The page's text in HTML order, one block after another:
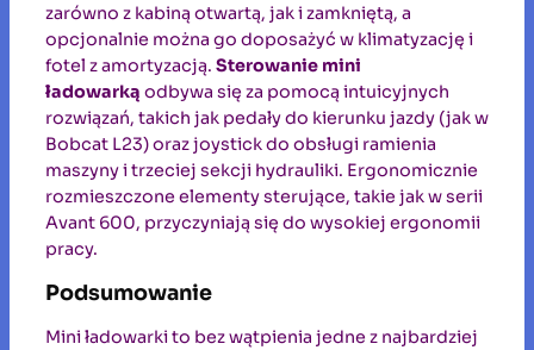
zarówno z kabiną otwartą, jak i zamkniętą, a
opcjonalnie można go doposażyć w klimatyzację i
fotel z amortyzacją. Sterowanie mini
ładowarką odbywa się za pomocą intuicyjnych
rozwiązań, takich jak pedały do kierunku jazdy (jak w
Bobcat L23) oraz joystick do obsługi ramienia
maszyny i trzeciej sekcji hydrauliki. Ergonomicznie
rozmieszczone elementy sterujące, takie jak w serii
Avant 600, przyczyniają się do wysokiej ergonomii
pracy.
Podsumowanie
Mini ładowarki to bez wątpienia jedne z najbardziej